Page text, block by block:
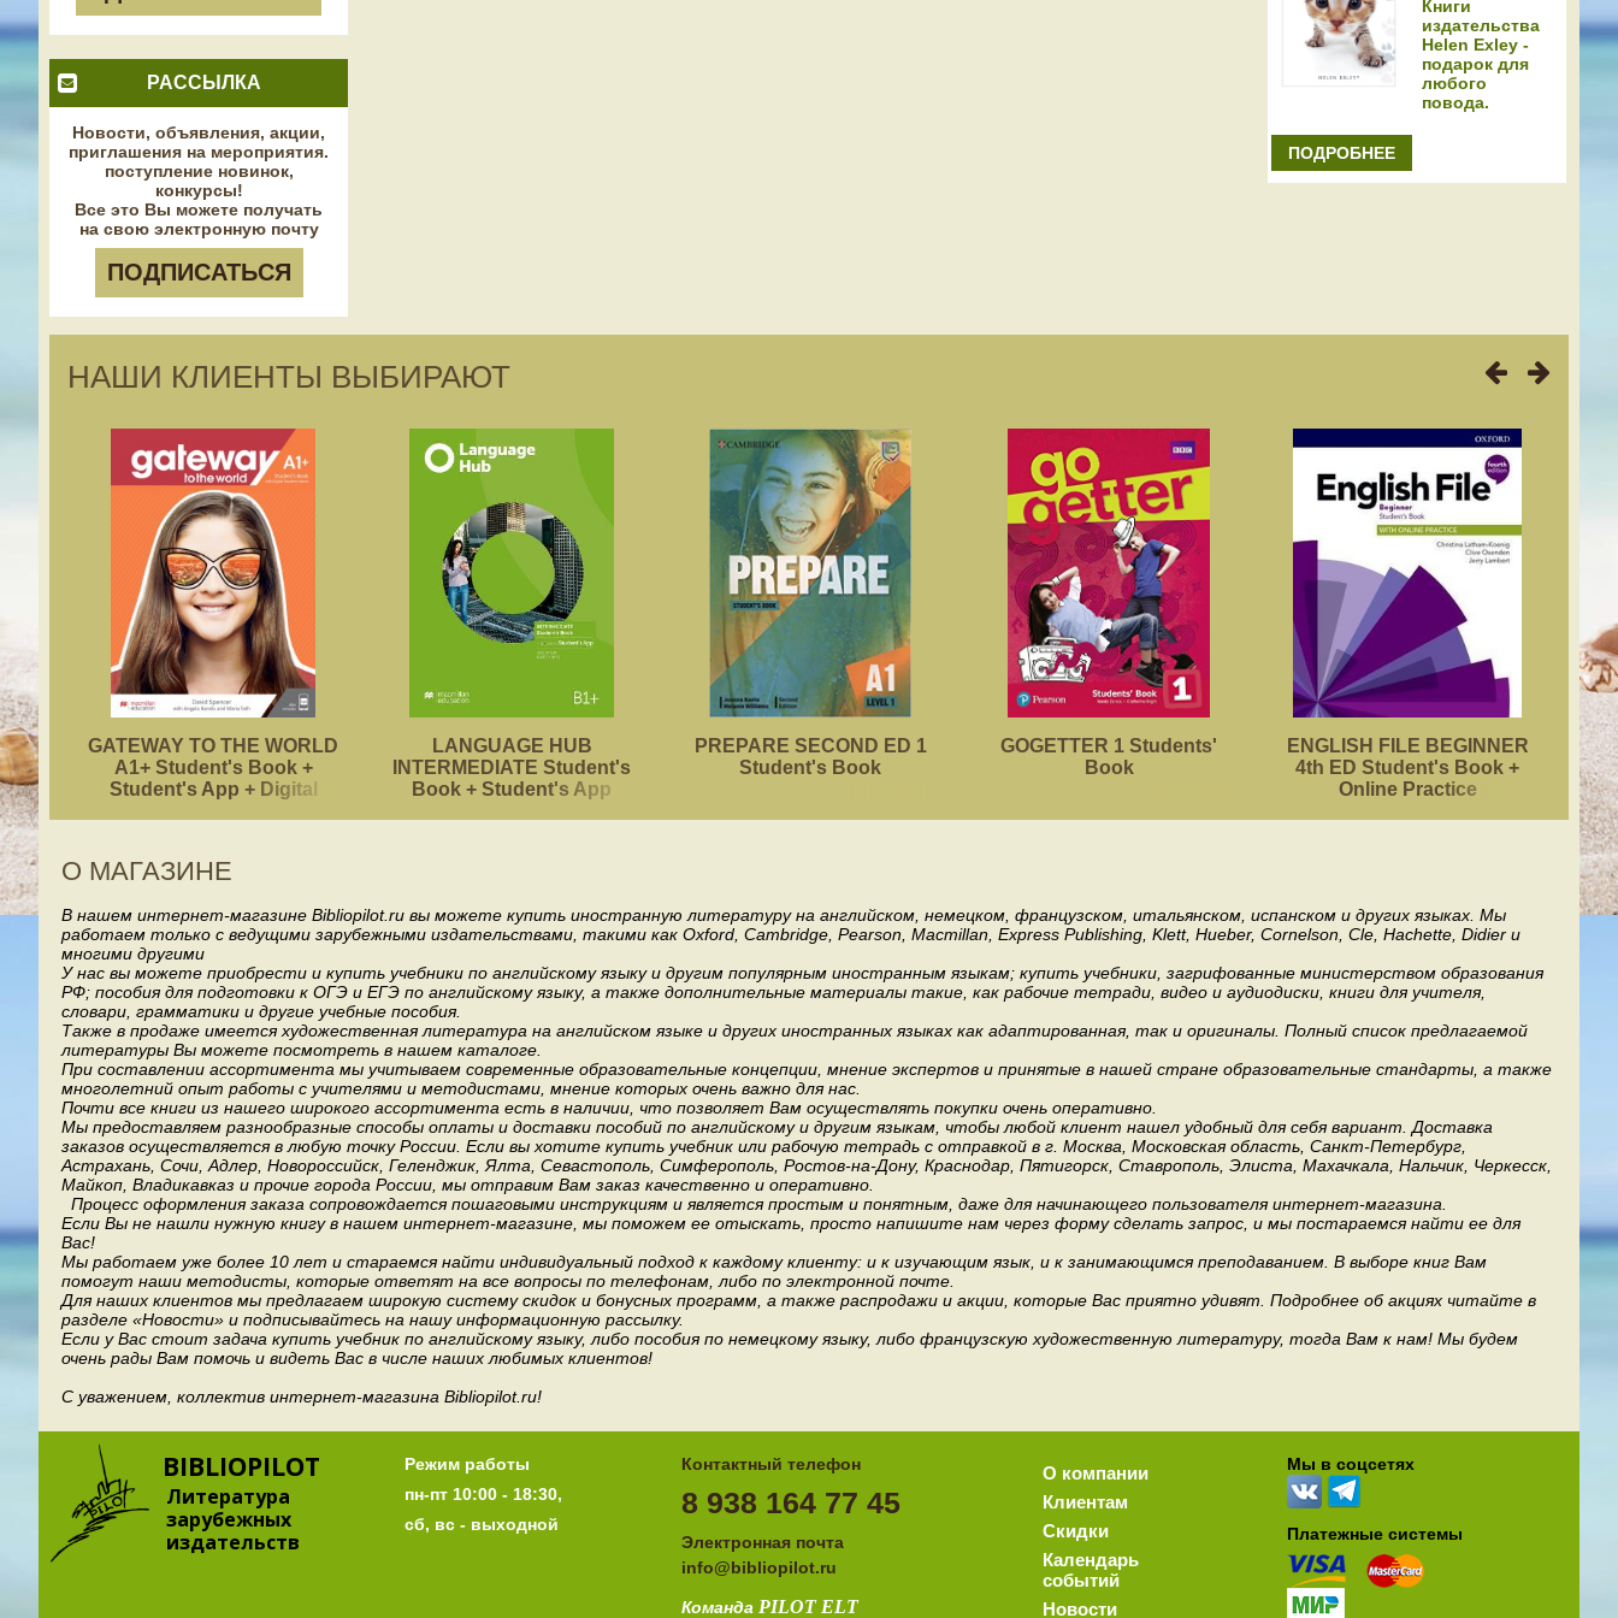
РАССЫЛКА
Новости, объявления, акции,
приглашения на мероприятия.
поступление новинок,
конкурсы!
Все это Вы можете получать
на свою электронную почту
ПОДПИСАТЬСЯ
Книги
издательства
Helen Exley -
подарок для
любого
повода.
ПОДРОБНЕЕ
НАШИ КЛИЕНТЫ ВЫБИРАЮТ
GATEWAY TO THE WORLD
A1+ Student's Book +
Student's App + Digital
LANGUAGE HUB
INTERMEDIATE Student's
Book + Student's App
PREPARE SECOND ED 1
Student's Book
GOGETTER 1 Students'
Book
ENGLISH FILE BEGINNER
4th ED Student's Book +
Online Practice
О МАГАЗИНЕ
В нашем интернет-магазине Bibliopilot.ru вы можете купить иностранную литературу на английском, немецком, французском, итальянском, испанском и других языках. Мы
работаем только с ведущими зарубежными издательствами, такими как Oxford, Cambridge, Pearson, Macmillan, Express Publishing, Klett, Hueber, Cornelson, Cle, Hachette, Didier и
многими другими
У нас вы можете приобрести и купить учебники по английскому языку и другим популярным иностранным языкам; купить учебники, загрифованные министерством образования
РФ; пособия для подготовки к ОГЭ и ЕГЭ по английскому языку, а также дополнительные материалы такие, как рабочие тетради, видео и аудиодиски, книги для учителя,
словари, грамматики и другие учебные пособия.
Также в продаже имеется художественная литература на английском языке и других иностранных языках как адаптированная, так и оригиналы. Полный список предлагаемой
литературы Вы можете посмотреть в нашем каталоге.
При составлении ассортимента мы учитываем современные образовательные концепции, мнение экспертов и принятые в нашей стране образовательные стандарты, а также
многолетний опыт работы с учителями и методистами, мнение которых очень важно для нас.
Почти все книги из нашего широкого ассортимента есть в наличии, что позволяет Вам осуществлять покупки очень оперативно.
Мы предоставляем разнообразные способы оплаты и доставки пособий по английскому и другим языкам, чтобы любой клиент нашел удобный для себя вариант. Доставка
заказов осуществляется в любую точку России. Если вы хотите купить учебник или рабочую тетрадь с отправкой в г. Москва, Московская область, Санкт-Петербург,
Астрахань, Сочи, Адлер, Новороссийск, Геленджик, Ялта, Севастополь, Симферополь, Ростов-на-Дону, Краснодар, Пятигорск, Ставрополь, Элиста, Махачкала, Нальчик, Черкесск,
Майкоп, Владикавказ и прочие города России, мы отправим Вам заказ качественно и оперативно.
Процесс оформления заказа сопровождается пошаговыми инструкциям и является простым и понятным, даже для начинающего пользователя интернет-магазина.
Если Вы не нашли нужную книгу в нашем интернет-магазине, мы поможем ее отыскать, просто напишите нам через форму сделать запрос, и мы постараемся найти ее для
Вас!
Мы работаем уже более 10 лет и стараемся найти индивидуальный подход к каждому клиенту: и к изучающим язык, и к занимающимся преподаванием. В выборе книг Вам
помогут наши методисты, которые ответят на все вопросы по телефонам, либо по электронной почте.
Для наших клиентов мы предлагаем широкую систему скидок и бонусных программ, а также распродажи и акции, которые Вас приятно удивят. Подробнее об акциях читайте в
разделе «Новости» и подписывайтесь на нашу информационную рассылку.
Если у Вас стоит задача купить учебник по английскому языку, либо пособия по немецкому языку, либо французскую художественную литературу, тогда Вам к нам! Мы будем
очень рады Вам помочь и видеть Вас в числе наших любимых клиентов!
С уважением, коллектив интернет-магазина Bibliopilot.ru!
BIBLIOPILOT
Литература
зарубежных
издательств
Режим работы
пн-пт 10:00 - 18:30,
сб, вс - выходной
Контактный телефон
8 938 164 77 45
Электронная почта
info@bibliopilot.ru
Команда PILOT ELT
О компании
Клиентам
Скидки
Календарь
событий
Новости
Мы в соцсетях
Платежные системы